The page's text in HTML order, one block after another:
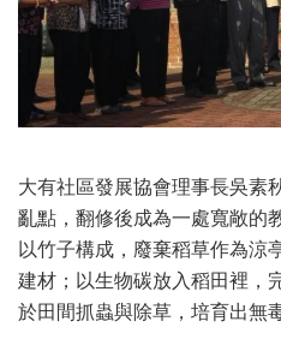
大有社區發展協會理事長吳素
亂點，翻修後成為一處寬敞的
以竹子構成，廢棄稻草作為涼
建材；以生物碳放入稻田裡，
於田間抓蟲與除草，培育出無